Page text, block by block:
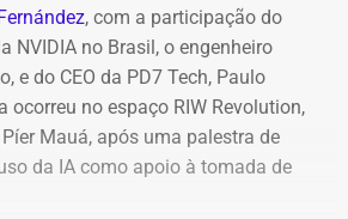
Janeiro”, o clássico teve a
segunda (10) às 18 horas.
, com a participação do
NVIDIA no Brasil, o engenheiro
e do CEO da PD7 Tech, Paulo
ocorreu no espaço RIW Revolution,
Mauá, após uma palestra de
da IA como apoio à tomada de